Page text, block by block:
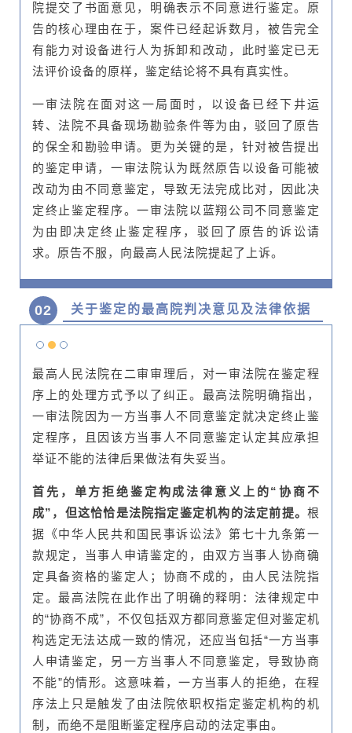
院提交了书面意见，明确表示不同意进行鉴定。原
告的核心理由在于，案件已经起诉数月，被告完全
有能力对设备进行人为拆卸和改动，此时鉴定已无
法评价设备的原样，鉴定结论将不具有真实性。
一审法院在面对这一局面时，以设备已经下井运
转、法院不具备现场勘验条件等为由，驳回了原告
的保全和勘验申请。更为关键的是，针对被告提出
的鉴定申请，一审法院认为既然原告以设备可能被
改动为由不同意鉴定，导致无法完成比对，因此决
定终止鉴定程序。一审法院以蓝翔公司不同意鉴定
为由即决定终止鉴定程序，驳回了原告的诉讼请
求。原告不服，向最高人民法院提起了上诉。
02 关于鉴定的最高院判决意见及法律依据
最高人民法院在二审审理后，对一审法院在鉴定程
序上的处理方式予以了纠正。最高法院明确指出，
一审法院因为一方当事人不同意鉴定就决定终止鉴
定程序，且因该方当事人不同意鉴定认定其应承担
举证不能的法律后果做法有失妥当。
首先，单方拒绝鉴定构成法律意义上的“协商不
成”，但这恰恰是法院指定鉴定机构的法定前提。根
据《中华人民共和国民事诉讼法》第七十九条第一
款规定，当事人申请鉴定的，由双方当事人协商确
定具备资格的鉴定人；协商不成的，由人民法院指
定。最高法院在此作出了明确的释明：法律规定中
的“协商不成”，不仅包括双方都同意鉴定但对鉴定机
构选定无法达成一致的情况，还应当包括“一方当事
人申请鉴定，另一方当事人不同意鉴定，导致协商
不能”的情形。这意味着，一方当事人的拒绝，在程
序法上只是触发了由法院依职权指定鉴定机构的机
制，而绝不是阻断鉴定程序启动的法定事由。